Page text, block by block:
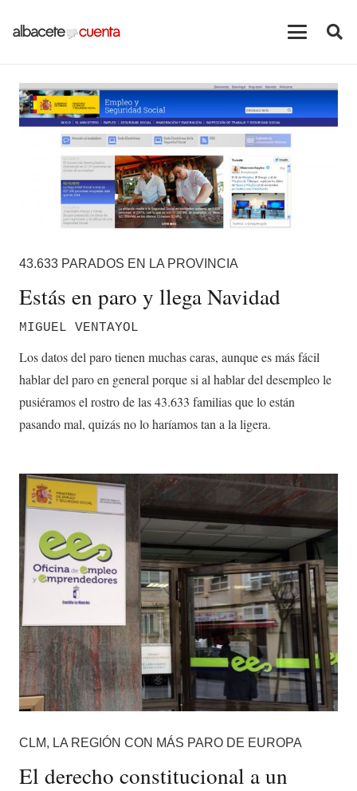
43.633 PARADOS EN LA PROVINCIA
Estás en paro y llega Navidad
MIGUEL VENTAYOL
Los datos del paro tienen muchas caras, aunque es más fácil
hablar del paro en general porque si al hablar del desempleo le
pusiéramos el rostro de las 43.633 familias que lo están
pasando mal, quizás no lo haríamos tan a la ligera.
CLM, LA REGIÓN CON MÁS PARO DE EUROPA
El derecho constitucional a un